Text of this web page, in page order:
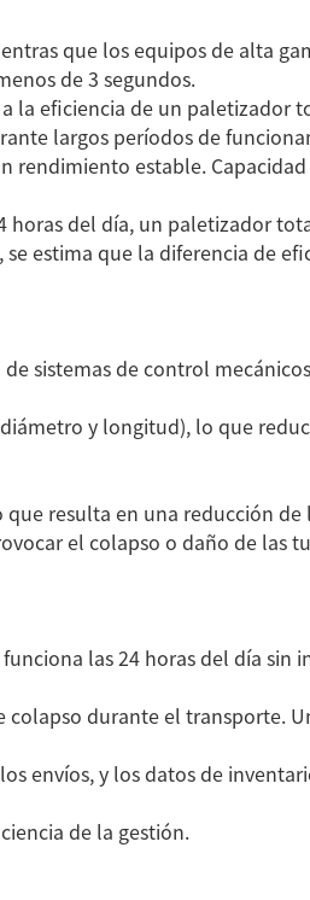
empacadora de tubos
de acero
que los equipos de alta
de 3 segundos.
la eficiencia de un paletizador
largos períodos de
rendimiento estable.
horas del día, un paletizador
estima que la diferencia de
sistemas de control
y longitud), lo que
resulta en una reducción de
el colapso o daño de las
las 24 horas del día sin
durante el transporte.
envíos, y los datos de
de la gestión.